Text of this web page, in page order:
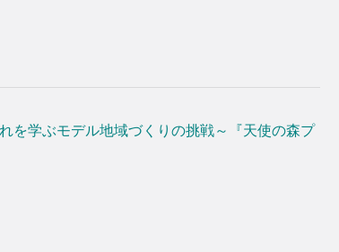
を学ぶモデル地域づくりの挑戦～『天使の森プ